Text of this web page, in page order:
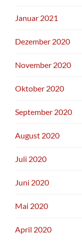
Januar 2021
Dezember 2020
November 2020
Oktober 2020
September 2020
August 2020
Juli 2020
Juni 2020
Mai 2020
April 2020